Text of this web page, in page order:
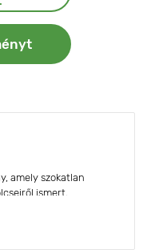
amely szokatlan
ismert,
országok,